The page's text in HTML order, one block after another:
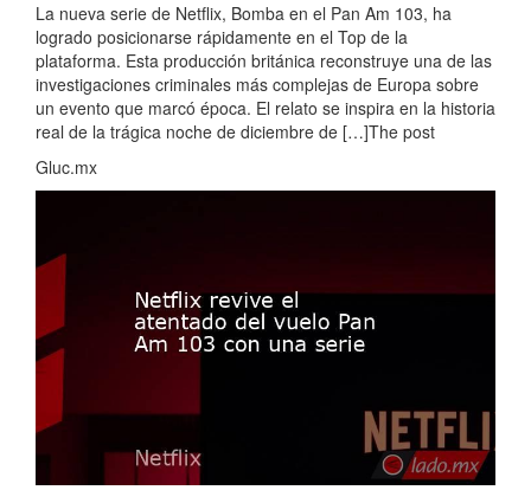
La nueva serie de Netflix, Bomba en el Pan Am 103, ha
logrado posicionarse rápidamente en el Top de la
plataforma. Esta producción británica reconstruye una de las
investigaciones criminales más complejas de Europa sobre
un evento que marcó época. El relato se inspira en la historia
real de la trágica noche de diciembre de […]The post
Gluc.mx